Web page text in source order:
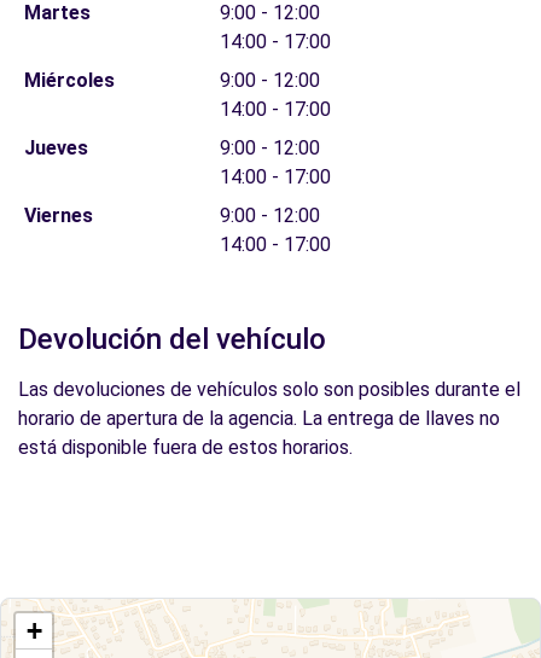
Martes
9:00 - 12:00
14:00 - 17:00
Miércoles
9:00 - 12:00
14:00 - 17:00
Jueves
9:00 - 12:00
14:00 - 17:00
Viernes
9:00 - 12:00
14:00 - 17:00
Devolución del vehículo
Las devoluciones de vehículos solo son posibles durante el
horario de apertura de la agencia. La entrega de llaves no
está disponible fuera de estos horarios.
+